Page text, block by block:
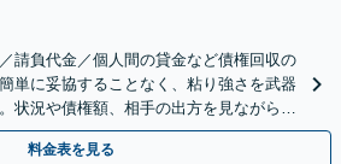
請負代金／個人間の貸金など債権回収の
単に妥協することなく、粘り強さを武器
状況や債権額、相手の出方を見ながら、
応いたします【土日祝対応可】
料金表を見る